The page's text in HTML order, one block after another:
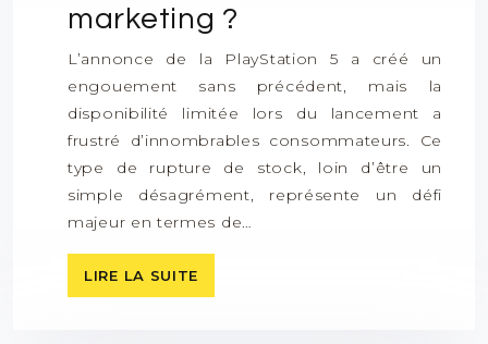
marketing ?
L’annonce de la PlayStation 5 a créé un
engouement sans précédent, mais la
disponibilité limitée lors du lancement a
frustré d’innombrables consommateurs. Ce
type de rupture de stock, loin d’être un
simple désagrément, représente un défi
majeur en termes de…
LIRE LA SUITE